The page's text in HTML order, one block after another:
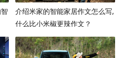
介绍米家的智能家居作文怎么写,
什么比小米椒更辣作文？